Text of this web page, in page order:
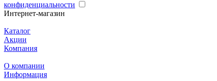
конфиденциальности
Интернет-магазин
Каталог
Акции
Компания
О компании
Информация